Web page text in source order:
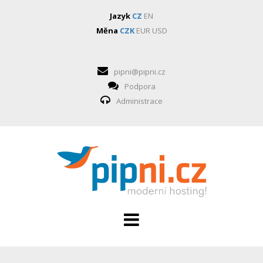
Jazyk CZ EN
Měna CZK EUR USD
pipni@pipni.cz
Podpora
Administrace